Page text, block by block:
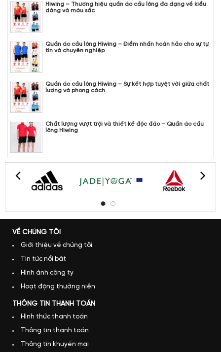
Hiwing – Thương hiệu quần áo cầu lông đa dạng về kiểu
dáng và màu sắc
Quần áo cầu lông Hiwing – Điểm nhấn hoàn hảo cho sự tự
tin và chuyên nghiệp
Quần áo cầu lông Hiwing – Sự kết hợp tuyệt vời giữa chất
lượng và phong cách
Chất lượng vượt trội và thiết kế độc đáo – Quần áo cầu
lông Hiwing
VỀ CHÚNG TÔI
Giới thiệu về chúng tôi
Tin tức nổi bật
Hình ảnh công ty
Hoạt động thường niên
THÔNG TIN THANH TOÁN
Hình thức thanh toán
Thông tin thanh toán
Thông tin khuyến mại